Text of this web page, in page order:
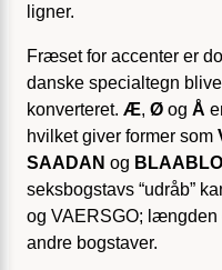
ligner.
Fræset for accenter er
danske specialtegn
konverteret. Æ, Ø og Å
hvilket giver former som
SAADAN og
seksbogstavs “udråb”
og VAERSGO; længden
andre bogstaver.